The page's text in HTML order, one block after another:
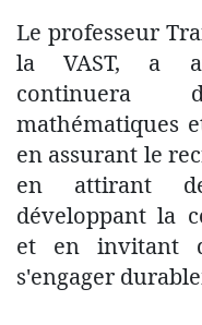
Le professeur
la VAST, a
continuera
mathématiques
en assurant le
en attirant
développant la
et en invitant
s'engager